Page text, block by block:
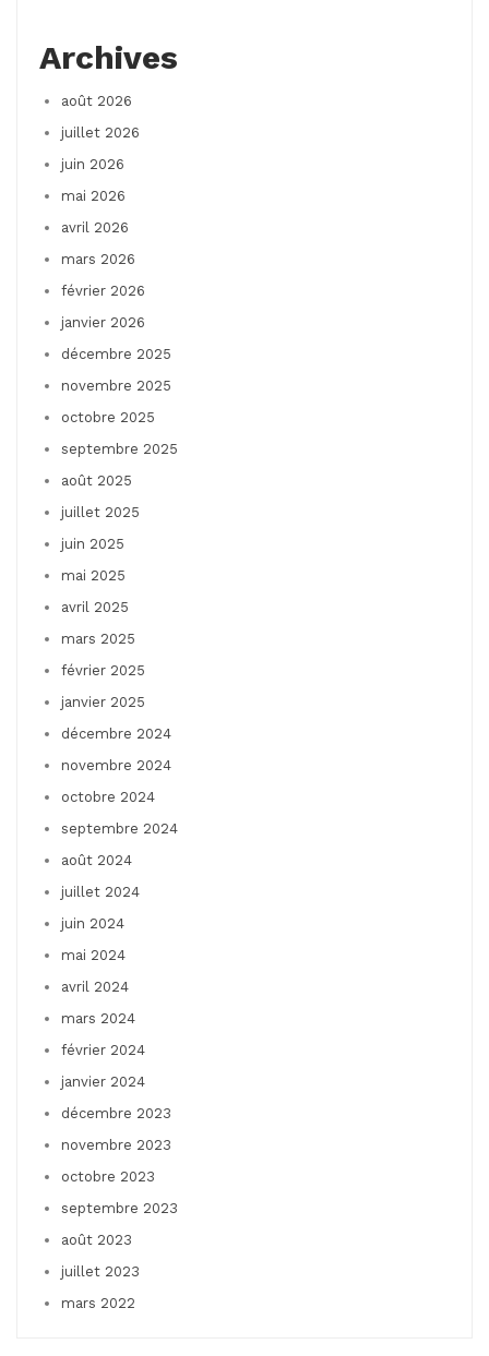
Archives
août 2026
juillet 2026
juin 2026
mai 2026
avril 2026
mars 2026
février 2026
janvier 2026
décembre 2025
novembre 2025
octobre 2025
septembre 2025
août 2025
juillet 2025
juin 2025
mai 2025
avril 2025
mars 2025
février 2025
janvier 2025
décembre 2024
novembre 2024
octobre 2024
septembre 2024
août 2024
juillet 2024
juin 2024
mai 2024
avril 2024
mars 2024
février 2024
janvier 2024
décembre 2023
novembre 2023
octobre 2023
septembre 2023
août 2023
juillet 2023
mars 2022